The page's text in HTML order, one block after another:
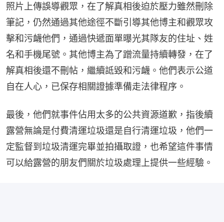
照片上傳誤導觀眾，在了解真相後迫於壓力雖然刪除
筆記，仍然通過其他途徑不斷引導其他博主和觀眾攻
擊和污衊他們，通過快遞面單曝光其隊友的住址、姓
名和手機尾號。其他博主為了蹭流量持續轉發，在了
解真相後還不刪帖，繼續詆毀和污衊。他們表示公道
自在人心，已保存相關證據準備走法律程序。
最後，他們就事件佔用太多的公共資源道歉，指後續
露營無論是付費清運垃圾還是自行清運垃圾，他們一
定監督到垃圾清運完畢並拍攝取證，也希望這件事情
可以給露營的朋友們關於垃圾處理上提供一些經驗。